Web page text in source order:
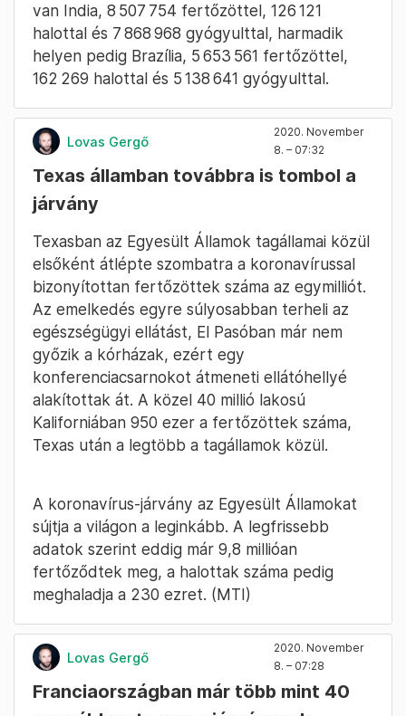
van India, 8 507 754 fertőzöttel, 126 121
halottal és 7 868 968 gyógyulttal, harmadik
helyen pedig Brazília, 5 653 561 fertőzöttel,
162 269 halottal és 5 138 641 gyógyulttal.
Lovas Gergő
2020. November
8. – 07:32
Texas államban továbbra is tombol a
járvány
Texasban az Egyesült Államok tagállamai közül
elsőként átlépte szombatra a koronavírussal
bizonyítottan fertőzöttek száma az egymilliót.
Az emelkedés egyre súlyosabban terheli az
egészségügyi ellátást, El Pasóban már nem
győzik a kórházak, ezért egy
konferenciacsarnokot átmeneti ellátóhellyé
alakítottak át. A közel 40 millió lakosú
Kaliforniában 950 ezer a fertőzöttek száma,
Texas után a legtöbb a tagállamok közül.
A koronavírus-járvány az Egyesült Államokat
sújtja a világon a leginkább. A legfrissebb
adatok szerint eddig már 9,8 millióan
fertőződtek meg, a halottak száma pedig
meghaladja a 230 ezret. (MTI)
Lovas Gergő
2020. November
8. – 07:28
Franciaországban már több mint 40